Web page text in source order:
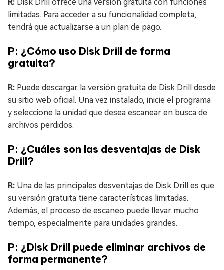
limitadas. Para acceder a su funcionalidad completa,
tendrá que actualizarse a un plan de pago.
P: ¿Cómo uso Disk Drill de forma
gratuita?
R: Puede descargar la versión gratuita de Disk Drill desde
su sitio web oficial. Una vez instalado, inicie el programa
y seleccione la unidad que desea escanear en busca de
archivos perdidos.
P: ¿Cuáles son las desventajas de Disk
Drill?
R: Una de las principales desventajas de Disk Drill es que
su versión gratuita tiene características limitadas.
Además, el proceso de escaneo puede llevar mucho
tiempo, especialmente para unidades grandes.
P: ¿Disk Drill puede eliminar archivos de
forma permanente?